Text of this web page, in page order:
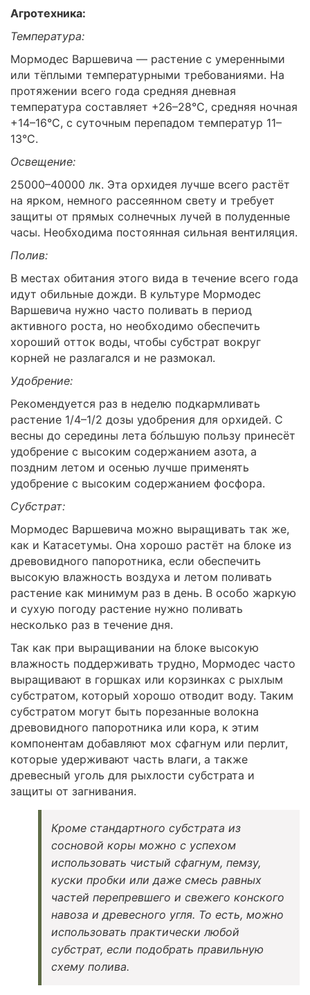
Агротехника:
Температура:
Мормодес Варшевича — растение с умеренными
или тёплыми температурными требованиями. На
протяжении всего года средняя дневная
температура составляет +26–28°C, средняя ночная
+14–16°C, с суточным перепадом температур 11–
13°C.
Освещение:
25000–40000 лк. Эта орхидея лучше всего растёт
на ярком, немного рассеянном свету и требует
защиты от прямых солнечных лучей в полуденные
часы. Необходима постоянная сильная вентиляция.
Полив:
В местах обитания этого вида в течение всего года
идут обильные дожди. В культуре Мормодес
Варшевича нужно часто поливать в период
активного роста, но необходимо обеспечить
хороший отток воды, чтобы субстрат вокруг
корней не разлагался и не размокал.
Удобрение:
Рекомендуется раз в неделю подкармливать
растение 1/4–1/2 дозы удобрения для орхидей. С
весны до середины лета бо́льшую пользу принесёт
удобрение с высоким содержанием азота, а
поздним летом и осенью лучше применять
удобрение с высоким содержанием фосфора.
Субстрат:
Мормодес Варшевича можно выращивать так же,
как и Катасетумы. Она хорошо растёт на блоке из
древовидного папоротника, если обеспечить
высокую влажность воздуха и летом поливать
растение как минимум раз в день. В особо жаркую
и сухую погоду растение нужно поливать
несколько раз в течение дня.
Так как при выращивании на блоке высокую
влажность поддерживать трудно, Мормодес часто
выращивают в горшках или корзинках с рыхлым
субстратом, который хорошо отводит воду. Таким
субстратом могут быть порезанные волокна
древовидного папоротника или кора, к этим
компонентам добавляют мох сфагнум или перлит,
которые удерживают часть влаги, а также
древесный уголь для рыхлости субстрата и
защиты от загнивания.
Кроме стандартного субстрата из
сосновой коры можно с успехом
использовать чистый сфагнум, пемзу,
куски пробки или даже смесь равных
частей перепревшего и свежего конского
навоза и древесного угля. То есть, можно
использовать практически любой
субстрат, если подобрать правильную
схему полива.